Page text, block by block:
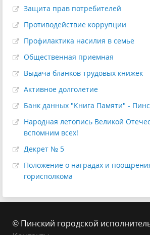
Защита прав потребителей
Противодействие коррупции
Профилактика насилия в семье
Общественная приемная
Выдача бланков трудовых книжек
Активное долголетие
Банк данных "Книга Памяти" -
Народная летопись Великой
вспомним всех!
Декрет № 5
Положение о наградах и
горисполкома
© Пинский городской